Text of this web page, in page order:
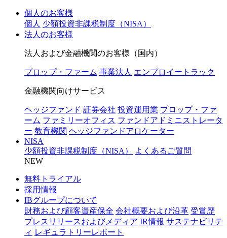
個人のお客様
個人 少額投資非課税制度（NISA）
法人のお客様
法人および金融機関のお客様（国内）
プロップ・ファーム 事業法人 エンプロイートラック
金融機関向けサービス
ヘッジファンド 証券会社 投資運用業 プロップ・ファ
ーム ファミリーオフィス ファンドアドミニストレータ
ー 教育機関 ヘッジファンドアロケーター
NISA
少額投資非課税制度（NISA）
よくあるご質問
NEW
無料トライアル
採用情報
IBグループについて
財務および顧客資産保全 会社概要および沿革 受賞歴
プレスリリースおよびメディア IR情報 サステナビリテ
ィ レギュラトリーレポート